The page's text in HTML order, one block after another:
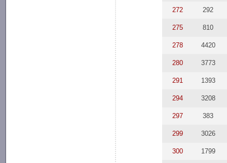
272 292
275 810
278 4420
280 3773
291 1393
294 3208
297 383
299 3026
300 1799